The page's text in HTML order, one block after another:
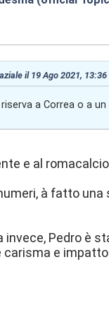
il 19 Ago 2021, 13:36
a Correa o a
e al
à fatto
invece, Pedro è
carisma e impatto